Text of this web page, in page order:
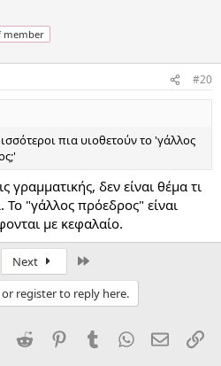
member
#20
πια υιοθετούν το 'γάλλος
γραμματικής, δεν είναι θέμα τι
Το "γάλλος πρόεδρος" είναι
με κεφαλαίο.
Next
register to reply here.
LinkedInReddit PinterestTumblrWhatsApp
Email